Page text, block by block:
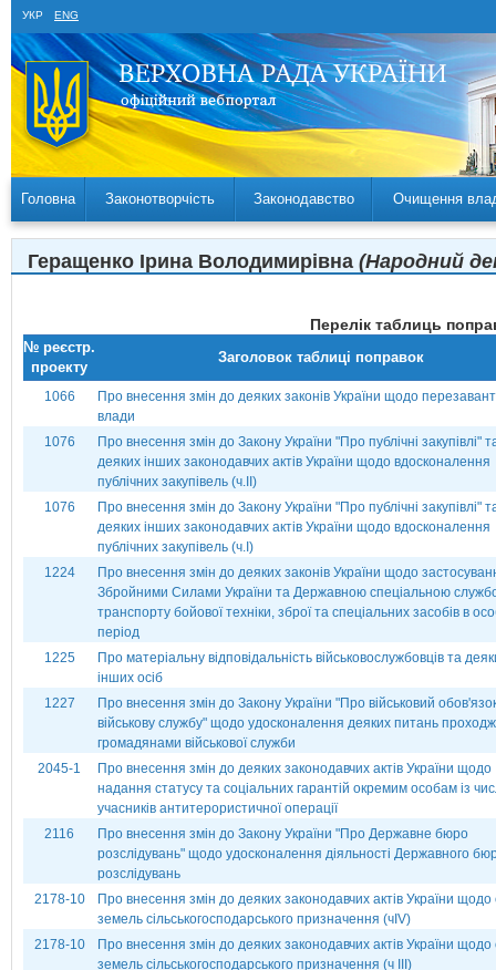
УКР ENG
Головна Законотворчість Законодавство Очищення
Геращенко Ірина Володимирівна (Народний
Перелік таблиць
№ реєстр.
проекту
Заголовок таблиці поправок
1066
Про внесення змін до деяких законів України щодо
влади
1076
Про внесення змін до Закону України "Про публічні закупівлі"
деяких інших законодавчих актів України щодо вдосконалення
публічних закупівель (ч.ІІ)
1076
Про внесення змін до Закону України "Про публічні закупівлі"
деяких інших законодавчих актів України щодо вдосконалення
публічних закупівель (ч.І)
1224
Про внесення змін до деяких законів України щодо
Збройними Силами України та Державною спеціальною
транспорту бойової техніки, зброї та спеціальних засобів в
період
1225
Про матеріальну відповідальність військовослужбовців та
інших осіб
1227
Про внесення змін до Закону України "Про військовий
військову службу" щодо удосконалення деяких питань
громадянами військової служби
2045-1
Про внесення змін до деяких законодавчих актів України щодо
надання статусу та соціальних гарантій окремим особам із
учасників антитерористичної операції
2116
Про внесення змін до Закону України "Про Державне бюро
розслідувань" щодо удосконалення діяльності Державного
розслідувань
2178-10
Про внесення змін до деяких законодавчих актів України щодо
земель сільськогосподарського призначення (чІV)
2178-10
Про внесення змін до деяких законодавчих актів України щодо
земель сільськогосподарського призначення (ч ІІІ)